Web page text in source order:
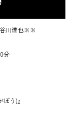
川達也※※
分
う)』